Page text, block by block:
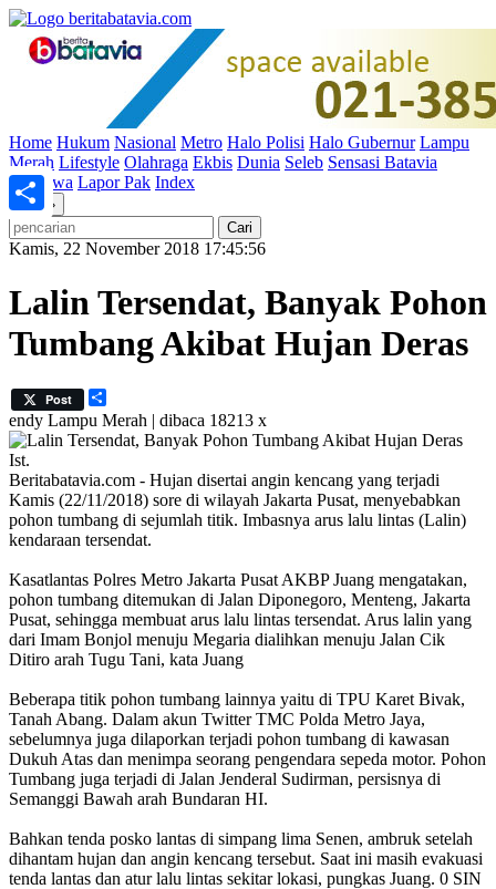
Home Hukum Nasional Metro Halo Polisi Halo Gubernur Lampu
Merah Lifestyle Olahraga Ekbis Dunia Seleb Sensasi Batavia
Peristiwa Lapor Pak Index
»
Kamis, 22 November 2018 17:45:56
Lalin Tersendat, Banyak Pohon
Tumbang Akibat Hujan Deras
Post
endy Lampu Merah | dibaca 18213 x
Ist.
Beritabatavia.com - Hujan disertai angin kencang yang terjadi
Kamis (22/11/2018) sore di wilayah Jakarta Pusat, menyebabkan
pohon tumbang di sejumlah titik. Imbasnya arus lalu lintas (Lalin)
kendaraan tersendat.
Kasatlantas Polres Metro Jakarta Pusat AKBP Juang mengatakan,
pohon tumbang ditemukan di Jalan Diponegoro, Menteng, Jakarta
Pusat, sehingga membuat arus lalu lintas tersendat. Arus lalin yang
dari Imam Bonjol menuju Megaria dialihkan menuju Jalan Cik
Ditiro arah Tugu Tani, kata Juang
Beberapa titik pohon tumbang lainnya yaitu di TPU Karet Bivak,
Tanah Abang. Dalam akun Twitter TMC Polda Metro Jaya,
sebelumnya juga dilaporkan terjadi pohon tumbang di kawasan
Dukuh Atas dan menimpa seorang pengendara sepeda motor. Pohon
Tumbang juga terjadi di Jalan Jenderal Sudirman, persisnya di
Semanggi Bawah arah Bundaran HI.
Bahkan tenda posko lantas di simpang lima Senen, ambruk setelah
dihantam hujan dan angin kencang tersebut. Saat ini masih evakuasi
tenda lantas dan atur lalu lintas sekitar lokasi, pungkas Juang. 0 SIN
Share